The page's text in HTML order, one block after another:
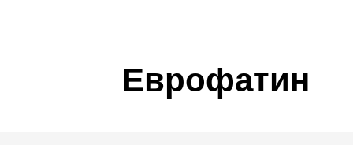
Еврофатин